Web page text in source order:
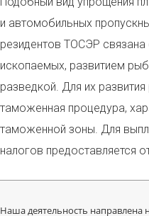
и автомобильных
резидентов ТОСЭР
ископаемых, развитием
разведкой. Для их
таможенная процедура,
таможенной зоны. Для
налогов предоставляется
Наша деятельность направлена